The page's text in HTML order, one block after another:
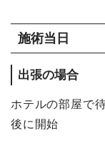
施術当日
出張の場合
ホテルの部屋で
後に開始